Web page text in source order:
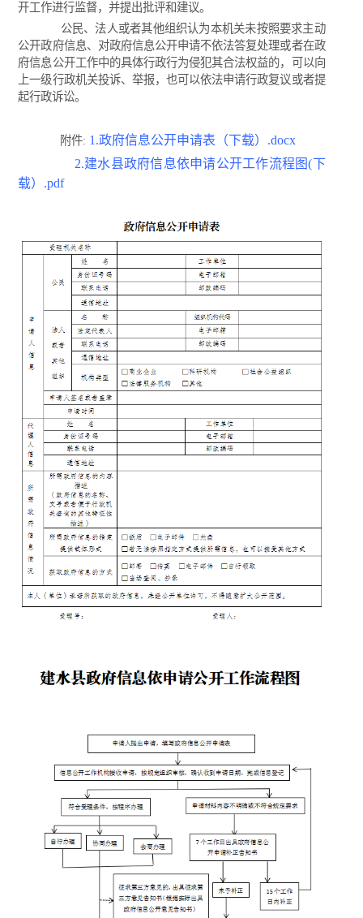
开工作进行监督，并提出批评和建议。
公民、法人或者其他组织认为本机关未按照要求主动
公开政府信息、对政府信息公开申请不依法答复处理或者在政
府信息公开工作中的具体行政行为侵犯其合法权益的，可以向
上一级行政机关投诉、举报，也可以依法申请行政复议或者提
起行政诉讼。
附件: 1.政府信息公开申请表（下载）.docx
2.建水县政府信息依申请公开工作流程图(下
载）.pdf